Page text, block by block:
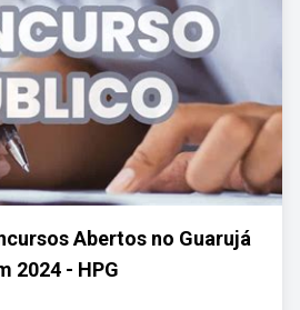
Abertos no Guarujá
2024 - HPG